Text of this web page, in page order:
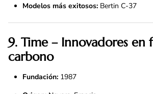
Modelos más exitosos: Bertin C-37
9. Time – Innovadores en
carbono
Fundación: 1987